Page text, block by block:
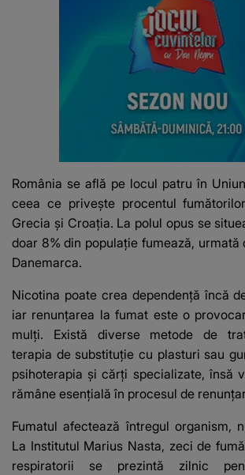
România se află pe locul patru în
ceea ce privește procentul
Grecia și Croația. La polul opus se
doar 8% din populație fumează, urmată
Danemarca.
Nicotina poate crea dependență încă
iar renunțarea la fumat este o
mulți. Există diverse metode de
terapia de substituție cu plasturi sau
psihoterapia și cărți specializate, însă
rămâne esențială în procesul de
Fumatul afectează întregul organism,
La Institutul Marius Nasta, zeci de
respiratorii se prezintă zilnic